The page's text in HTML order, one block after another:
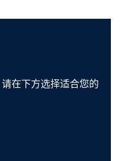
在下方选择适合您的